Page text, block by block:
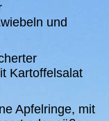
und
Kartoffelsalat
Apfelringe, mit